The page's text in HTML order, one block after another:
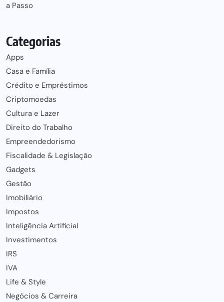
a Passo
Categorias
Apps
Casa e Família
Crédito e Empréstimos
Criptomoedas
Cultura e Lazer
Direito do Trabalho
Empreendedorismo
Fiscalidade & Legislação
Gadgets
Gestão
Imobiliário
Impostos
Inteligência Artificial
Investimentos
IRS
IVA
Life & Style
Negócios & Carreira